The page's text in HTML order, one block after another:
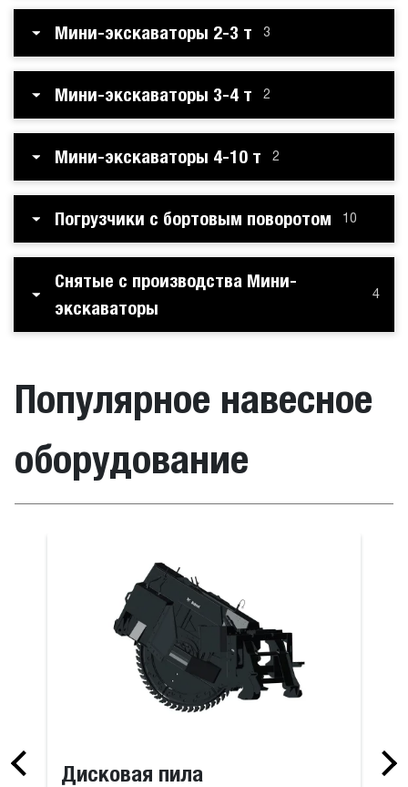
Мини-экскаваторы 2-3 т 3
Мини-экскаваторы 3-4 т 2
Мини-экскаваторы 4-10 т 2
Погрузчики с бортовым поворотом 10
Снятые с производства Мини-
экскаваторы
4
Популярное навесное
оборудование
Дисковая пила